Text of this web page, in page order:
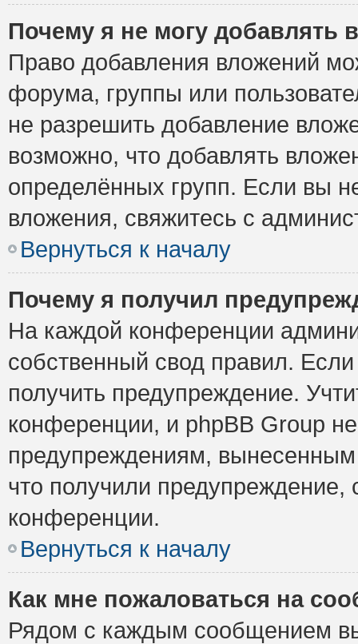
Почему я не могу добавлять
Право добавления вложений
форума, группы или
не разрешить добавление
возможно, что добавлять
определённых групп. Если вы
вложения, свяжитесь с
Вернуться к началу
Почему я получил
На каждой конференции
собственный свод правил.
получить предупреждение.
конференции, и phpBB Group
предупреждениям,
что получили предупреждение,
конференции.
Вернуться к началу
Как мне пожаловаться на
Рядом с каждым сообщением